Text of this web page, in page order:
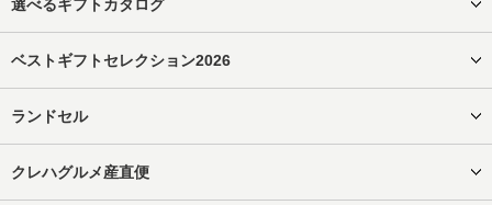
選べるギフトカタログ
ベストギフトセレクション2026
ランドセル
クレハグルメ産直便